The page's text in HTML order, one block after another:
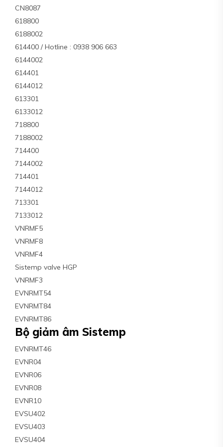
CN8087
618800
6188002
614400 / Hotline : 0938 906 663
6144002
614401
6144012
613301
6133012
718800
7188002
714400
7144002
714401
7144012
713301
7133012
VNRMF5
VNRMF8
VNRMF4
Sistemp valve HGP
VNRMF3
EVNRMT54
EVNRMT84
EVNRMT86
Bộ giảm âm Sistemp
EVNRMT46
EVNR04
EVNR06
EVNR08
EVNR10
EVSU402
EVSU403
EVSU404